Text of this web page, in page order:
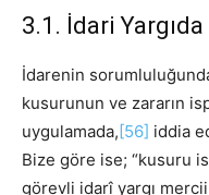
3.1. İdari
İdarenin
kusurunun ve zararın
uygulamada, [56] iddia
Bize göre ise; “kusuru
görevli idarî yargı